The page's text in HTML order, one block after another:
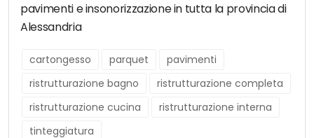
pavimenti e insonorizzazione in tutta la provincia di
Alessandria
cartongesso parquet
pavimenti
ristrutturazione bagno
ristrutturazione completa
ristrutturazione cucina
ristrutturazione interna
tinteggiatura